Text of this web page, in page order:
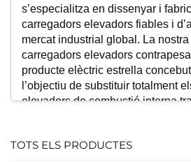
s’especialitza en dissenyar i
carregadors elevadors fiables i
mercat industrial global. La
carregadors elevadors
producte elèctric estrella
l’objectiu de substituir totalment
elevadors de combustió interna
tones, està dissenyat
TOTS ELS PRODUCTES